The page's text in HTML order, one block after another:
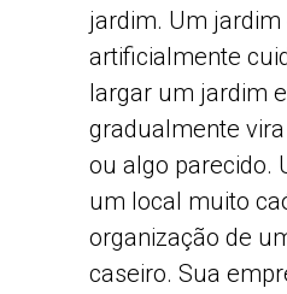
jardim. Um jardim
artificialmente
largar um jardim
gradualmente
ou algo parecido.
um local muito
organização de
caseiro. Sua